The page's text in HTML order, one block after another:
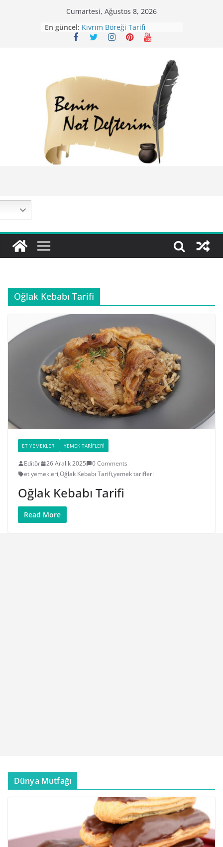
Cumartesi, Ağustos 8, 2026
En güncel:
Mirik Köfte Tarifi – Sivas
Kıvrım Böreği Tarifi
Karabuğday Pilavı Tarifi
Oğlak Kebabı Tarifi
ET YEMEKLERI YEMEK TARIFLERI
Editör 26 Aralık 2025
0 Comments
et yemekleri,Oğlak Kebabı Tarifi,yemek tarifleri
Oğlak Kebabı Tarifi
Read More
Dünya Mutfağı